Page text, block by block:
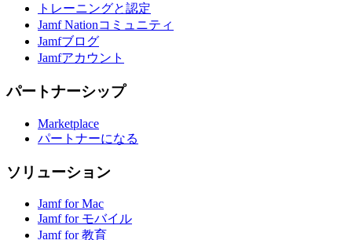
トレーニングと認定
Jamf Nationコミュニティ
Jamfブログ
Jamfアカウント
パートナーシップ
Marketplace
パートナーになる
ソリューション
Jamf for Mac
Jamf for モバイル
Jamf for 教育